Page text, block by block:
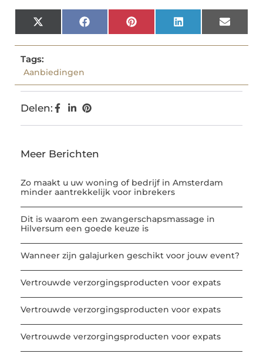
X
(Twitter)
FacebookPinterestLinkedInEmail
Tags:
Aanbiedingen
Delen:
Meer Berichten
Zo maakt u uw woning of bedrijf in Amsterdam
minder aantrekkelijk voor inbrekers
Dit is waarom een zwangerschapsmassage in
Hilversum een goede keuze is
Wanneer zijn galajurken geschikt voor jouw event?
Vertrouwde verzorgingsproducten voor expats
Vertrouwde verzorgingsproducten voor expats
Vertrouwde verzorgingsproducten voor expats